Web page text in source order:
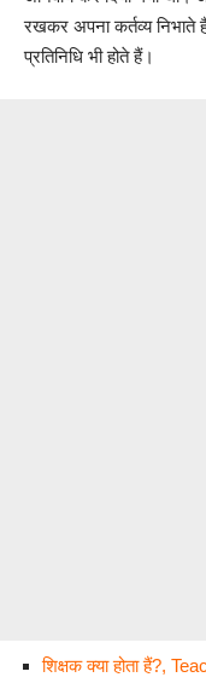
रखकर अपना कर्तव्य
प्रतिनिधि भी होते हैं।
शिक्षक क्या होता हैं?,